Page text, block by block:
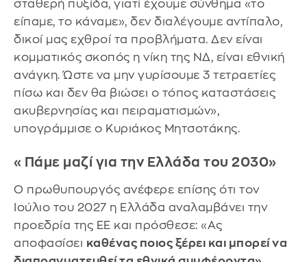
σταθερή πυξίδα, γιατί έχουμε σύνθημα «το
είπαμε, το κάναμε», δεν διαλέγουμε αντίπαλο,
δικοί μας εχθροί τα προβλήματα. Δεν είναι
κομματικός σκοπός η νίκη της ΝΔ, είναι εθνική
ανάγκη. Ώστε να μην γυρίσουμε 3 τετραετίες
πίσω και δεν θα βιώσει ο τόπος καταστάσεις
ακυβερνησίας και πειραματισμών»,
υπογράμμισε ο Κυριάκος Μητσοτάκης.
«Πάμε μαζί για την Ελλάδα του 2030»
Ο πρωθυπουργός ανέφερε επίσης ότι τον
Ιούλιο του 2027 η Ελλάδα αναλαμβάνει την
προεδρία της ΕΕ και πρόσθεσε: «Ας
αποφασίσει καθένας ποιος ξέρει και μπορεί να